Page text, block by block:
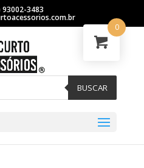
93002-3483
BUSCAR
0